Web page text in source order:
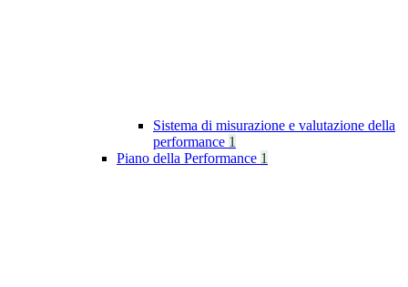
Sistema di misurazione e valutazione della
performance 1
Piano della Performance 1